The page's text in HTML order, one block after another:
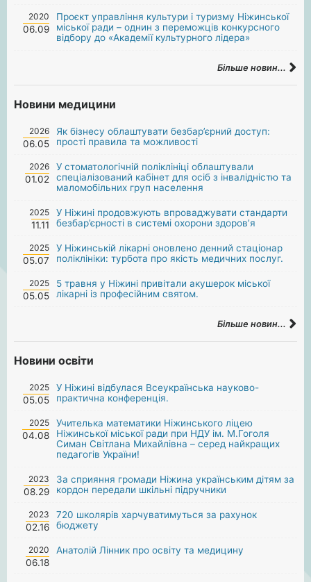
2020
06.09
Проєкт управління культури і туризму Ніжинської
міської ради – однин з переможців конкурсного
відбору до «Академії культурного лідера»
Більше новин...
Новини медицини
2026
06.05
Як бізнесу облаштувати безбар’єрний доступ:
прості правила та можливості
2026
01.02
У стоматологічній поліклініці облаштували
спеціалізований кабінет для осіб з інвалідністю та
маломобільних груп населення
2025
11.11
У Ніжині продовжують впроваджувати стандарти
безбар’єрності в системі охорони здоров’я
2025
05.07
У Ніжинській лікарні оновлено денний стаціонар
поліклініки: турбота про якість медичних послуг.
2025
05.05
5 травня у Ніжині привітали акушерок міської
лікарні із професійним святом.
Більше новин...
Новини освіти
2025
05.05
У Ніжині відбулася Всеукраїнська науково-
практична конференція.
2025
04.08
Учителька математики Ніжинського ліцею
Ніжинської міської ради при НДУ ім. М.Гоголя
Симан Світлана Михайлівна – серед найкращих
педагогів України!
2023
08.29
За сприяння громади Ніжина українським дітям за
кордон передали шкільні підручники
2023
02.16
720 школярів харчуватимуться за рахунок
бюджету
2020
06.18
Анатолій Лінник про освіту та медицину